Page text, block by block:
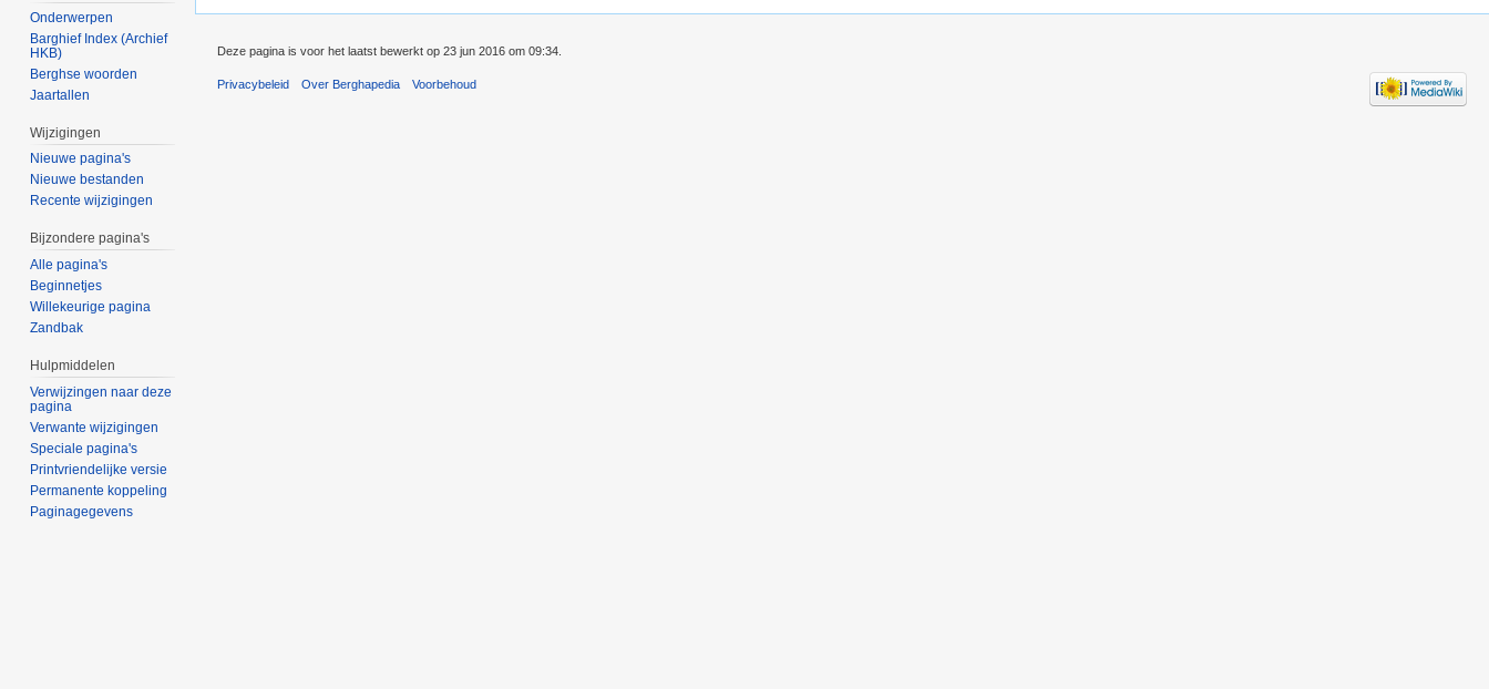
Onderwerpen
Barghief Index (Archief
HKB)
Berghse woorden
Jaartallen
Wijzigingen
Nieuwe pagina's
Nieuwe bestanden
Recente wijzigingen
Bijzondere pagina's
Alle pagina's
Beginnetjes
Willekeurige pagina
Zandbak
Hulpmiddelen
Verwijzingen naar deze
pagina
Verwante wijzigingen
Speciale pagina's
Printvriendelijke versie
Permanente koppeling
Paginagegevens
Deze pagina is voor het laatst bewerkt op 23 jun 2016 om 09:34.
Privacybeleid Over Berghapedia Voorbehoud